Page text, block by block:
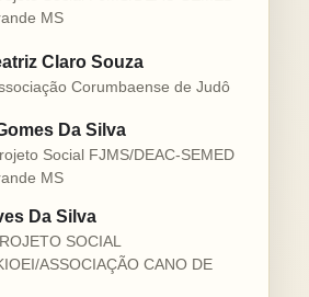
MS
Claro Souza
Corumbaense de Judô
Da Silva
Social FJMS/DEAC-SEMED
MS
Da Silva
SOCIAL
ASSOCIAÇÃO CANO DE